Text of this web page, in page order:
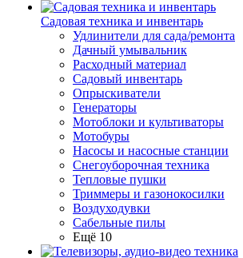
Садовая техника и инвентарь
Удлинители для сада/ремонта
Дачный умывальник
Расходный материал
Садовый инвентарь
Опрыскиватели
Генераторы
Мотоблоки и культиваторы
Мотобуры
Насосы и насосные станции
Снегоуборочная техника
Тепловые пушки
Триммеры и газонокосилки
Воздуходувки
Сабельные пилы
Ещё 10